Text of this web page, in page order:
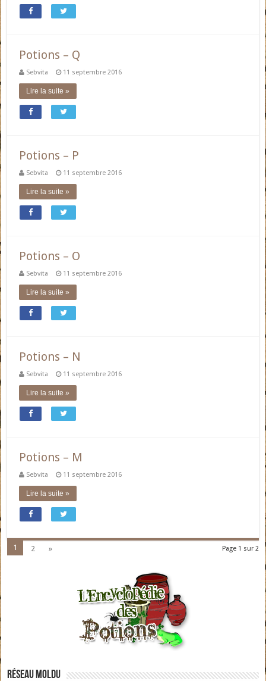
Potions – Q
Sebvita 11 septembre 2016
Lire la suite »
Potions – P
Sebvita 11 septembre 2016
Lire la suite »
Potions – O
Sebvita 11 septembre 2016
Lire la suite »
Potions – N
Sebvita 11 septembre 2016
Lire la suite »
Potions – M
Sebvita 11 septembre 2016
Lire la suite »
Page 1 sur 2
1 2 »
Réseau moldu